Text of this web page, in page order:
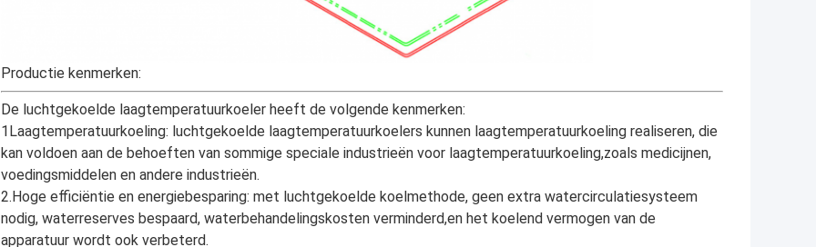
Productie kenmerken:
De luchtgekoelde laagtemperatuurkoeler heeft de volgende kenmerken:
1Laagtemperatuurkoeling: luchtgekoelde laagtemperatuurkoelers kunnen laagtemperatuurkoeling realiseren, die
kan voldoen aan de behoeften van sommige speciale industrieën voor laagtemperatuurkoeling,zoals medicijnen,
voedingsmiddelen en andere industrieën.
2.Hoge efficiëntie en energiebesparing: met luchtgekoelde koelmethode, geen extra watercirculatiesysteem
nodig, waterreserves bespaard, waterbehandelingskosten verminderd,en het koelend vermogen van de
apparatuur wordt ook verbeterd.